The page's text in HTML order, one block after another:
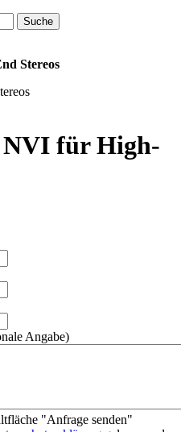
Suche
Stereos
NVI für High-
Angabe)
"Anfrage senden"